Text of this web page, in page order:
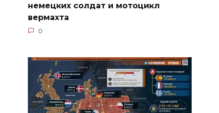
немецких солдат и мотоцикл
вермахта
0